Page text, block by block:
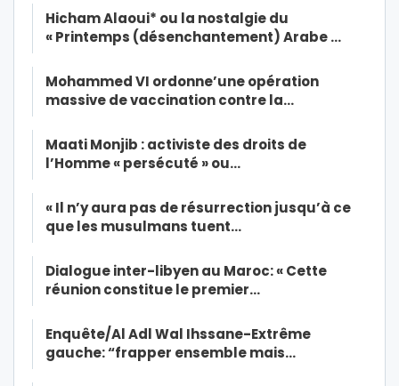
Hicham Alaoui* ou la nostalgie du
« Printemps (désenchantement) Arabe …
Mohammed VI ordonne’une opération
massive de vaccination contre la…
Maati Monjib : activiste des droits de
l’Homme « persécuté » ou…
« Il n’y aura pas de résurrection jusqu’à ce
que les musulmans tuent…
Dialogue inter-libyen au Maroc: « Cette
réunion constitue le premier…
Enquête/Al Adl Wal Ihssane-Extrême
gauche: “frapper ensemble mais…